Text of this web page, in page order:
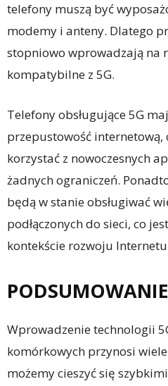
telefony muszą być
modemy i anteny. Dlatego
stopniowo wprowadzają na
kompatybilne z 5G.
Telefony obsługujące 5G
przepustowość internetową,
korzystać z nowoczesnych
żadnych ograniczeń.
będą w stanie obsługiwać
podłączonych do sieci, co
kontekście rozwoju Internetu
PODSUMOWANIE
Wprowadzenie technologii
komórkowych przynosi
możemy cieszyć się